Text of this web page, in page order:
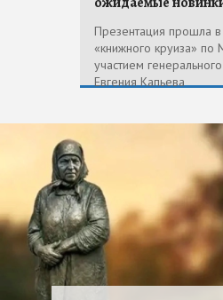
Презентация прошла
«книжного круиза» по
участием
Евгения Капьева